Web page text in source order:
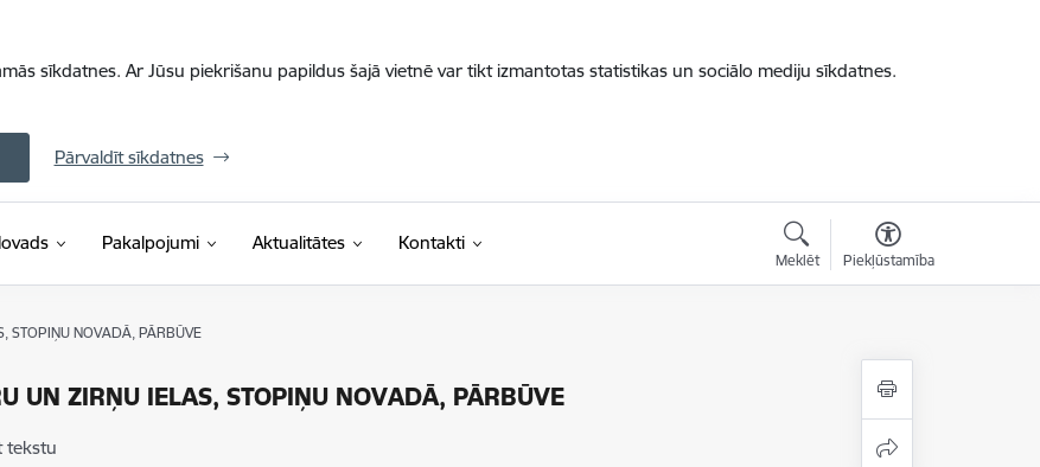
sīkdatnes. Ar Jūsu piekrišanu papildus šajā vietnē var tikt izmantotas statistikas un sociālo mediju sīkdatnes.
Pārvaldīt sīkdatnes
Pakalpojumi Aktualitātes Kontakti
Meklēt Piekļūstamība
STOPIŅU NOVADĀ, PĀRBŪVE
UN ZIRŅU IELAS, STOPIŅU NOVADĀ, PĀRBŪVE
tekstu